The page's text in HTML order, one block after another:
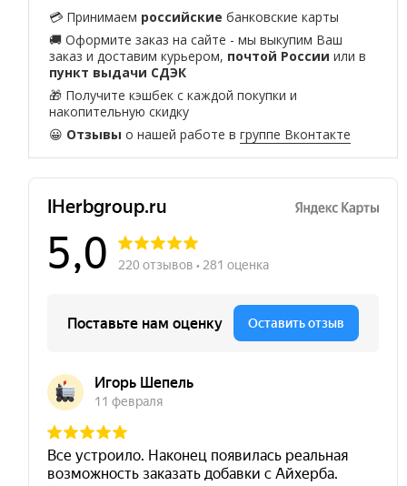
💳 Принимаем российские банковские карты
🚚 Оформите заказ на сайте - мы выкупим Ваш
заказ и доставим курьером, почтой России или в
пункт выдачи СДЭК
🎁 Получите кэшбек с каждой покупки и
накопительную скидку
😀 Отзывы о нашей работе вгруппе Вконтакте